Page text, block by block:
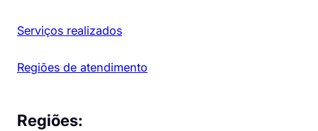
Serviços realizados
Regiões de atendimento
Regiões: